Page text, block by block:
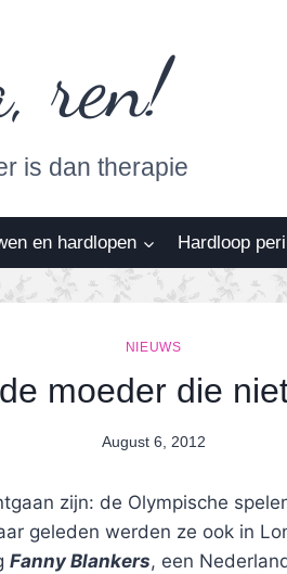
ren!
is dan therapie
en hardlopen Hardloop
NIEUWS
moeder die
By
August 6, 2012
zijn: de Olympische
geleden werden ze ook in
Fanny Blankers, een